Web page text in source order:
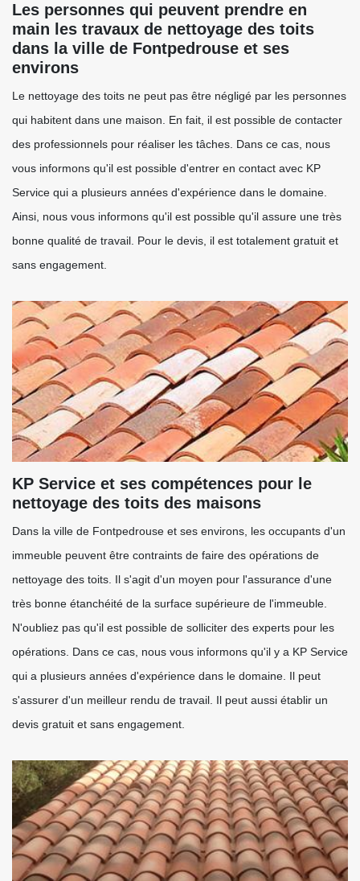
Les personnes qui peuvent prendre en
main les travaux de nettoyage des toits
dans la ville de Fontpedrouse et ses
environs
Le nettoyage des toits ne peut pas être négligé par les personnes
qui habitent dans une maison. En fait, il est possible de contacter
des professionnels pour réaliser les tâches. Dans ce cas, nous
vous informons qu'il est possible d'entrer en contact avec KP
Service qui a plusieurs années d'expérience dans le domaine.
Ainsi, nous vous informons qu'il est possible qu'il assure une très
bonne qualité de travail. Pour le devis, il est totalement gratuit et
sans engagement.
KP Service et ses compétences pour le
nettoyage des toits des maisons
Dans la ville de Fontpedrouse et ses environs, les occupants d'un
immeuble peuvent être contraints de faire des opérations de
nettoyage des toits. Il s'agit d'un moyen pour l'assurance d'une
très bonne étanchéité de la surface supérieure de l'immeuble.
N'oubliez pas qu'il est possible de solliciter des experts pour les
opérations. Dans ce cas, nous vous informons qu'il y a KP Service
qui a plusieurs années d'expérience dans le domaine. Il peut
s'assurer d'un meilleur rendu de travail. Il peut aussi établir un
devis gratuit et sans engagement.